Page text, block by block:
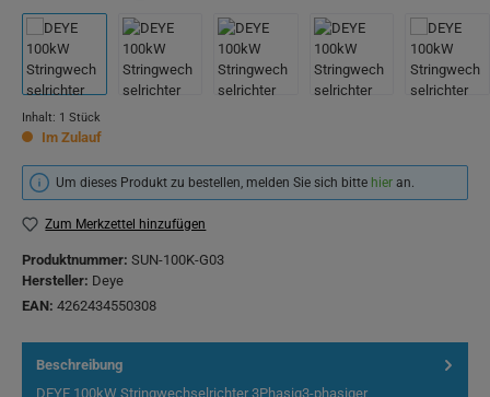
Inhalt: 1 Stück
Im Zulauf
Um dieses Produkt zu bestellen, melden Sie sich bitte hier an.
Zum Merkzettel hinzufügen
Produktnummer: SUN-100K-G03
Hersteller: Deye
EAN: 4262434550308
Beschreibung
DEYE 100kW Stringwechselrichter 3Phasig3-phasiger